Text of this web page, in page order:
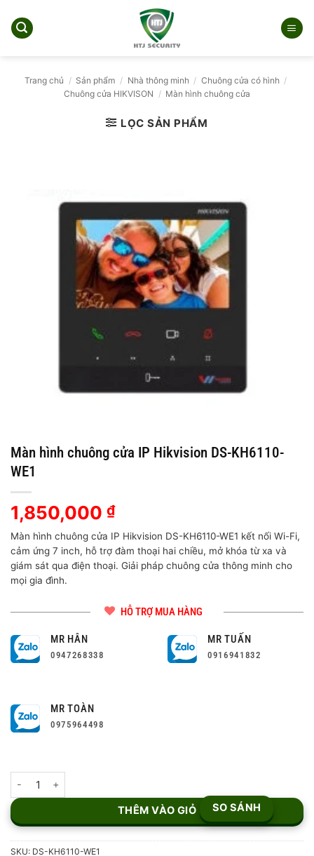
qua
Trang chủ / Sản phẩm / Nhà thông minh / Chuông cửa có hình /
Chuông cửa HIKVISON / Màn hình chuông cửa
LỌC SẢN PHẨM
Màn hình chuông cửa IP Hikvision DS-KH6110-
WE1
1,850,000 ₫
Màn hình chuông cửa IP Hikvision DS-KH6110-WE1 kết nối Wi-Fi,
cảm ứng 7 inch, hỗ trợ đàm thoại hai chiều, mở khóa từ xa và
giám sát qua điện thoại. Giải pháp chuông cửa thông minh cho
mọi gia đình.
HỖ TRỢ MUA HÀNG
MR HÂN
0947268338
MR TUẤN
0916941832
MR TOÀN
0975964498
THÊM VÀO GIỎ SO SÁNH
SKU: DS-KH6110-WE1